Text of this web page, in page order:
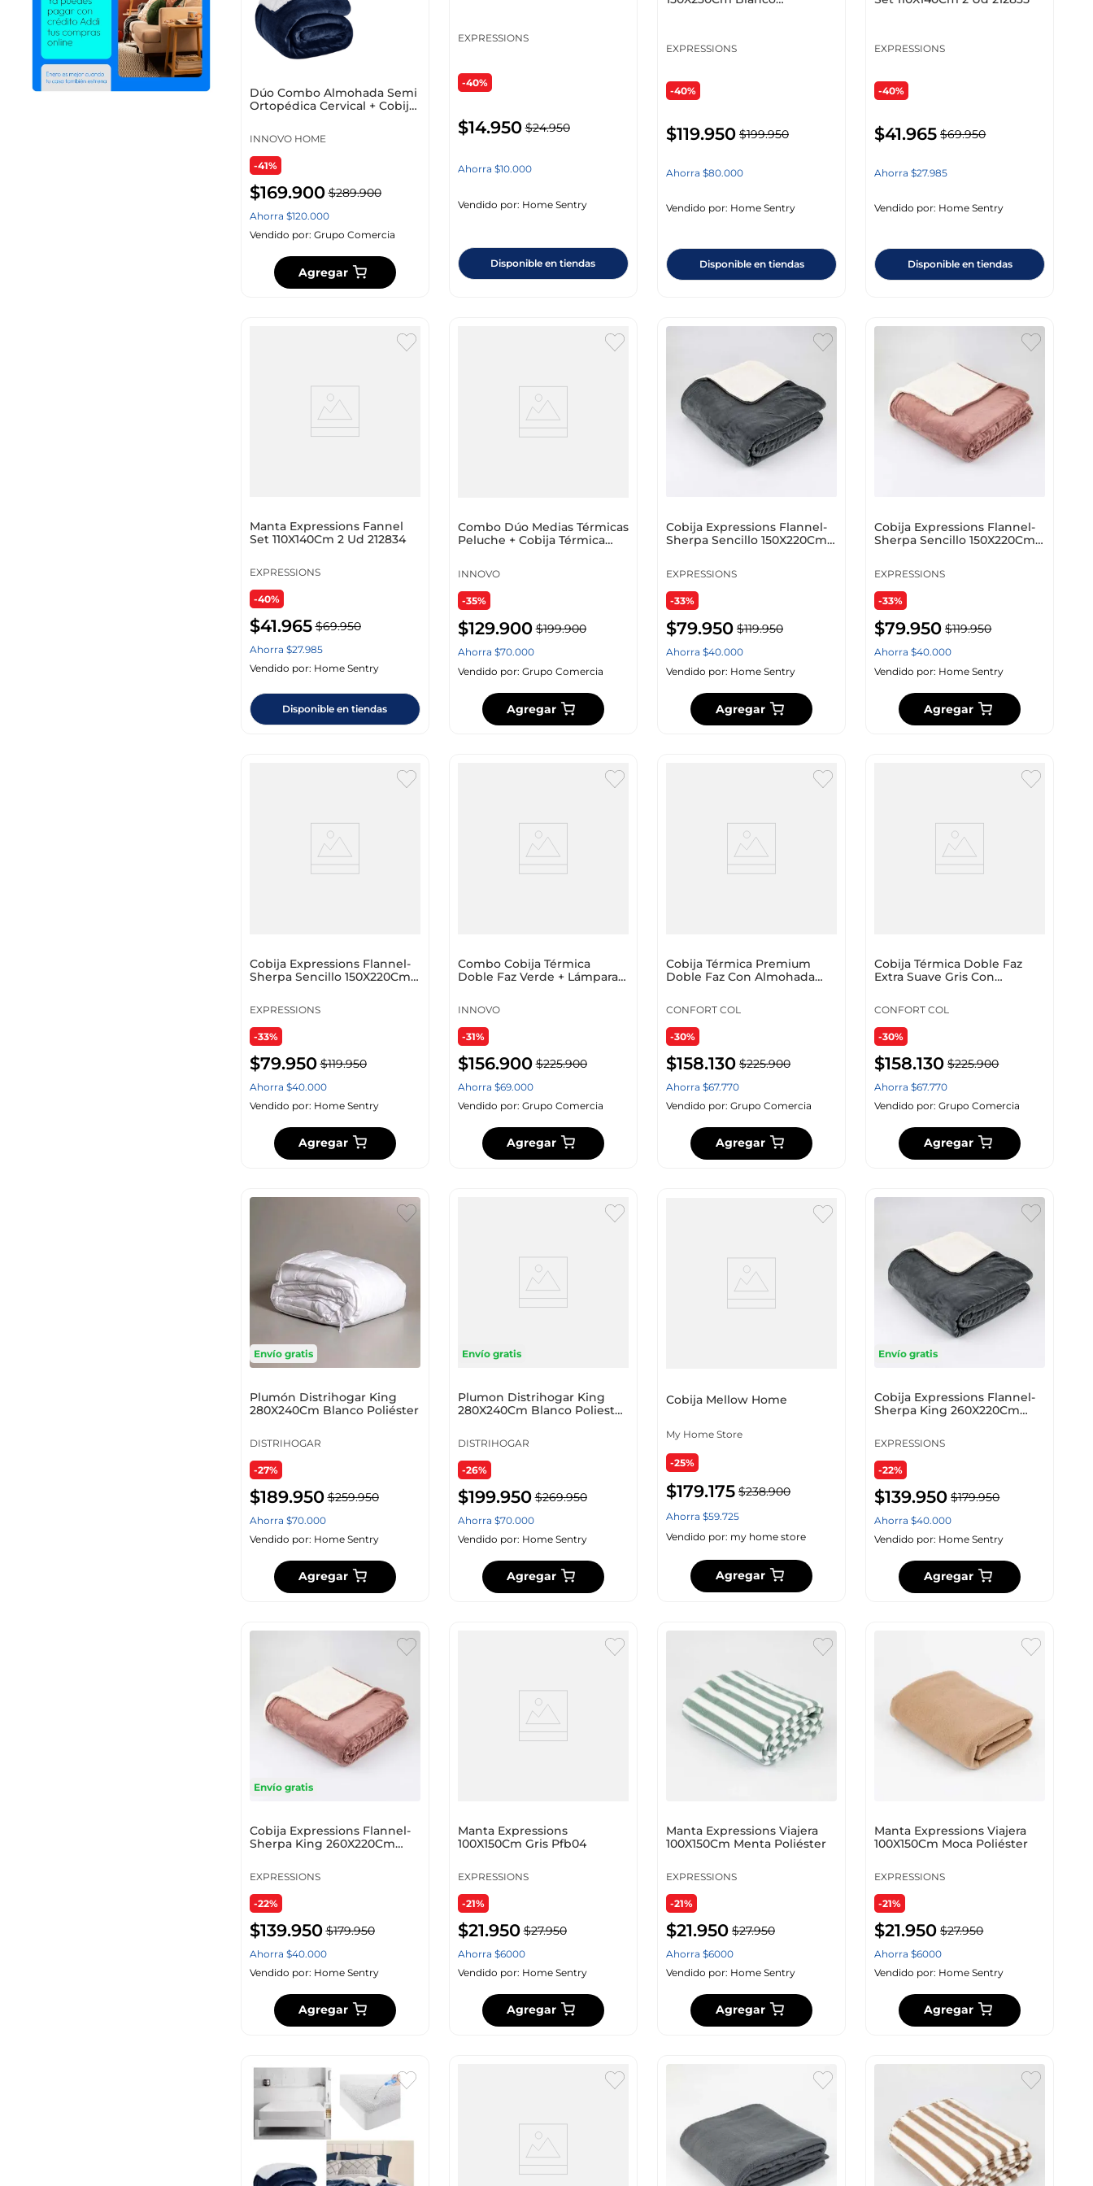
Dúo Combo Almohada Semi
Ortopédica Cervical + Cobija
Azul
INNOVO HOME
-41%
$169.900 $289.900
Ahorra $120.000
Vendido por: Grupo Comercia
Agregar
EXPRESSIONS
-40%
$14.950 $24.950
Ahorra $10.000
Vendido por: Home Sentry
Disponible en tiendas
EXPRESSIONS
-40%
$119.950 $199.950
Ahorra $80.000
Vendido por: Home Sentry
Disponible en tiendas
EXPRESSIONS
-40%
$41.965 $69.950
Ahorra$27.985
Vendido por: Home Sentry
Disponible en tiendas
Manta Expressions Fannel
Set 110X140Cm 2 Ud 212834
EXPRESSIONS
-40%
$41.965 $69.950
Ahorra $27.985
Vendido por: Home Sentry
Disponible en tiendas
Combo Dúo Medias Térmicas
Peluche + Cobija Térmica
INNOVO
-35%
$129.900 $199.900
Ahorra $70.000
Vendido por: Grupo Comercia
Agregar
Cobija Expressions Flannel-
Sherpa Sencillo 150X220Cm
EXPRESSIONS
-33%
$79.950 $119.950
Ahorra $40.000
Vendido por: Home Sentry
Agregar
Cobija Expressions Flannel-
Sherpa Sencillo 150X220Cm
EXPRESSIONS
-33%
$79.950 $119.950
Ahorra$40.000
Vendido por: Home Sentry
Agregar
Cobija Expressions Flannel-
Sherpa Sencillo 150X220Cm
EXPRESSIONS
-33%
$79.950 $119.950
Ahorra $40.000
Vendido por: Home Sentry
Agregar
Combo Cobija Térmica
Doble Faz Verde + Lámpara
INNOVO
-31%
$156.900 $225.900
Ahorra $69.000
Vendido por: Grupo Comercia
Agregar
Cobija Térmica Premium
Doble Faz Con Almohada
CONFORT COL
-30%
$158.130 $225.900
Ahorra $67.770
Vendido por: Grupo Comercia
Agregar
Cobija Térmica Doble Faz
Extra Suave Gris Con
CONFORT COL
-30%
$158.130 $225.900
Ahorra$67.770
Vendido por:Grupo Comercia
Agregar
Envío gratis
Plumón Distrihogar King
280X240Cm Blanco Poliéster
DISTRIHOGAR
-27%
$189.950 $259.950
Ahorra $70.000
Vendido por: Home Sentry
Agregar
Envío gratis
Plumon Distrihogar King
280X240Cm Blanco Poliester
DISTRIHOGAR
-26%
$199.950 $269.950
Ahorra $70.000
Vendido por: Home Sentry
Agregar
Cobija Mellow Home
My Home Store
-25%
$179.175 $238.900
Ahorra $59.725
Vendido por: my home store
Agregar
Envío gratis
Cobija Expressions Flannel-
Sherpa King 260X220Cm
EXPRESSIONS
-22%
$139.950 $179.950
Ahorra$40.000
Vendido por: Home Sentry
Agregar
Envío gratis
Cobija Expressions Flannel-
Sherpa King 260X220Cm
EXPRESSIONS
-22%
$139.950 $179.950
Ahorra $40.000
Vendido por: Home Sentry
Agregar
Manta Expressions
100X150Cm Gris Pfb04
EXPRESSIONS
-21%
$21.950 $27.950
Ahorra $6000
Vendido por: Home Sentry
Agregar
Manta Expressions Viajera
100X150Cm Menta Poliéster
EXPRESSIONS
-21%
$21.950 $27.950
Ahorra $6000
Vendido por: Home Sentry
Agregar
Manta Expressions Viajera
100X150Cm Moca Poliéster
EXPRESSIONS
-21%
$21.950 $27.950
Ahorra$6000
Vendido por: Home Sentry
Agregar